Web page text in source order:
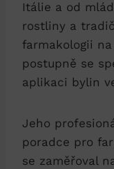
Itálie a od
rostliny a
farmakologii
postupně se
aplikaci bylin
Jeho
poradce pro
se zaměřoval